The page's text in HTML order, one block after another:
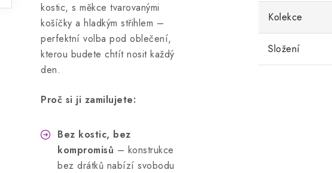
kostic, s měkce tvarovanými
košíčky a hladkým střihlem –
perfektní volba pod oblečení,
kterou budete chtít nosit každý
den.
Proč si ji zamilujete:
Bez kostic, bez
kompromisů – konstrukce
bez drátků nabízí svobodu
Kolekce
Složení